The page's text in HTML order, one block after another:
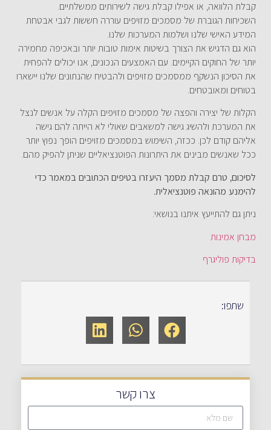
קבלת הלוואה, או אפילו קבלת גישה לשירותים ממשלתיים.
השכיחות הגוברת של מסמכים מזויפים עוררה חששות לגבי אבטחת
המידע האישי שלנו ושלמות המערכות שלנו.
הוא גם הדגיש את הצורך בשיטות אימות טובות יותר ובאכיפה מחמירה
יותר של החוקים הקיימים. עם האמצעים הנכונים, אנו יכולים להפחית
את הסיכון הנשקף ממסמכים מזויפים ולהבטיח שהנתונים שלנו יישארו
בטוחים ומאובטחים.
הקלות של יצירה והפצה של מסמכים מזויפים הקלה על אנשים לנצל
את המערכת ולהשיג גישה למשאבים שאולי לא הייתה להם גישה
אליהם קודם לכן. ככזה, השימוש במסמכים מזויפים הופך נפוץ יותר
ככל שאנשים מבינים את היתרונות הפוטנציאליים שניתן להפיק מהם.
לסיכום, טרם קבלת מסמך היעזרו בטיפים הכתובים במאמר כדי
להימנע מהונאה פוטנציאלית.
ניתן גם להתייעץ איתנו בנושאי:
מבחן אמינות
בדיקות פוליגרף
שתפו:
צרו קשר